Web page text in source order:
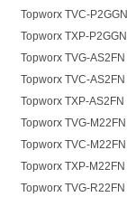
Topworx TVC-P2GGN
Topworx TXP-P2GGN
Topworx TVG-AS2FN
Topworx TVC-AS2FN
Topworx TXP-AS2FN
Topworx TVG-M22FN
Topworx TVC-M22FN
Topworx TXP-M22FN
Topworx TVG-R22FN